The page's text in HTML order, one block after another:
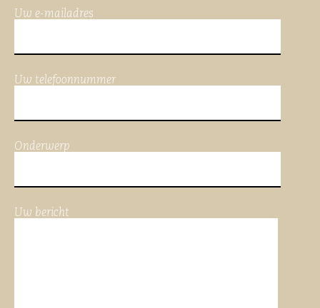
Uw e-mailadres
Uw telefoonnummer
Onderwerp
Uw bericht